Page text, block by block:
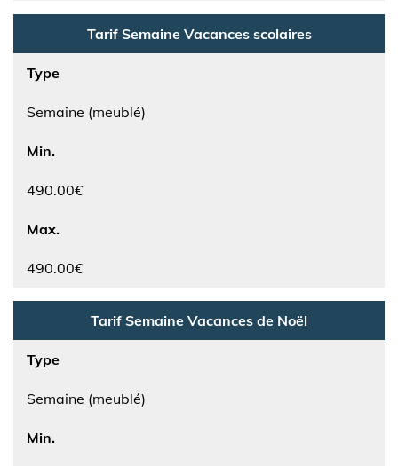
Tarif Semaine Vacances scolaires
Type
Semaine (meublé)
Min.
490.00€
Max.
490.00€
Tarif Semaine Vacances de Noël
Type
Semaine (meublé)
Min.